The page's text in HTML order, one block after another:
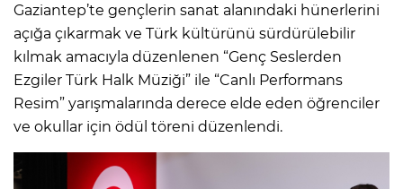
Gaziantep’te gençlerin sanat alanındaki hünerlerini
açığa çıkarmak ve Türk kültürünü sürdürülebilir
kılmak amacıyla düzenlenen “Genç Seslerden
Ezgiler Türk Halk Müziği” ile “Canlı Performans
Resim” yarışmalarında derece elde eden öğrenciler
ve okullar için ödül töreni düzenlendi.